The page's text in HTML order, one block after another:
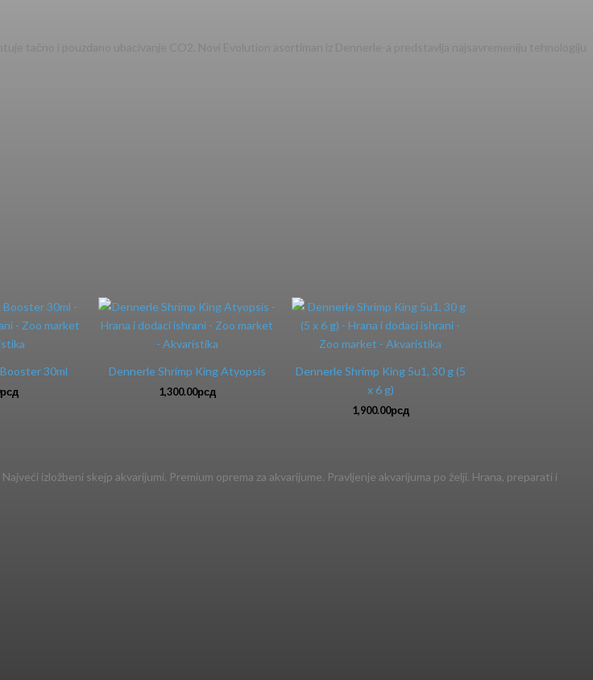
30ml
рсд
Dennerle Shrimp King Atyopsis
1,300.00рсд
Dennerle Shrimp King 5u1, 30 g (5
x 6 g)
1,900.00рсд
izložbeni skejp akvarijumi. Premium oprema za akvarijume. Pravljenje akvarijuma po želji. Hrana, preparati i